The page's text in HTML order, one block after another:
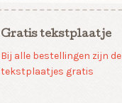
Gratis tekstplaatje
Bij alle bestellingen zijn de
tekstplaatjes gratis